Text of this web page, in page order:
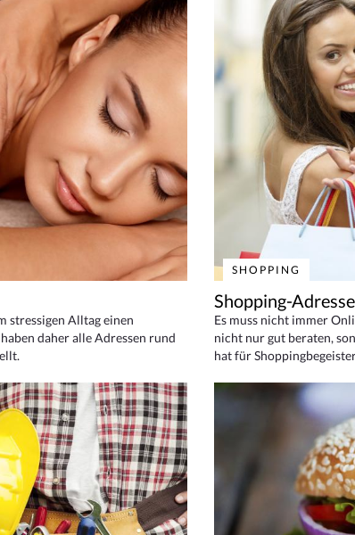
stressigen Alltag einen
daher alle Adressen rund
SHOPPING
Shopping-
Es muss nicht immer
nicht nur gut beraten,
hat für